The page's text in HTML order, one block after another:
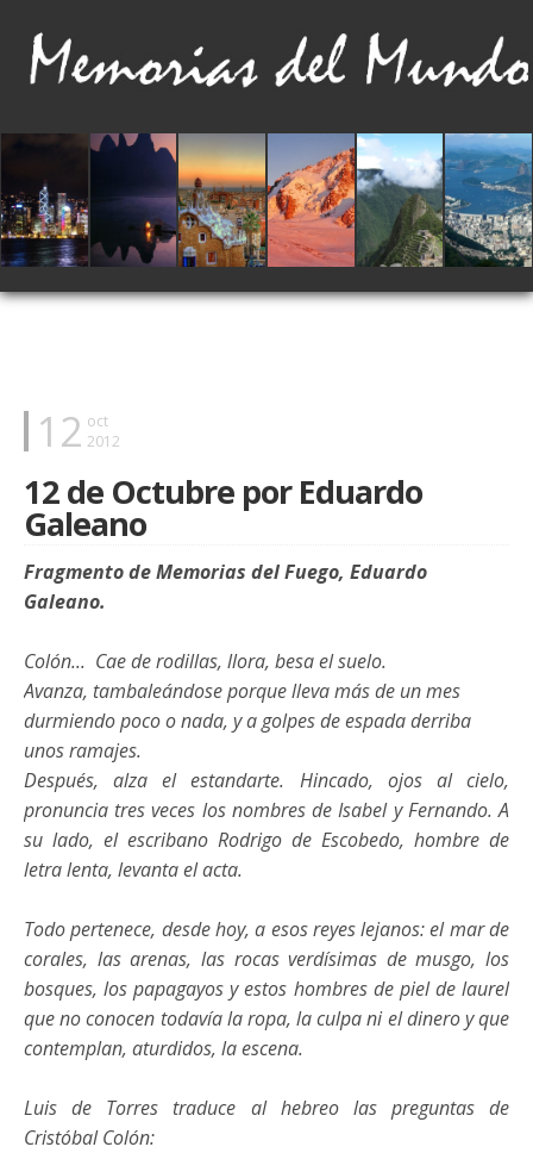
12 oct
2012
12 de Octubre por Eduardo
Galeano
Fragmento de Memorias del Fuego, Eduardo
Galeano.
Colón... Cae de rodillas, llora, besa el suelo.
Avanza, tambaleándose porque lleva más de un mes
durmiendo poco o nada, y a golpes de espada derriba
unos ramajes.
Después, alza el estandarte. Hincado, ojos al cielo,
pronuncia tres veces los nombres de Isabel y Fernando. A
su lado, el escribano Rodrigo de Escobedo, hombre de
letra lenta, levanta el acta.
Todo pertenece, desde hoy, a esos reyes lejanos: el mar de
corales, las arenas, las rocas verdísimas de musgo, los
bosques, los papagayos y estos hombres de piel de laurel
que no conocen todavía la ropa, la culpa ni el dinero y que
contemplan, aturdidos, la escena.
Luis de Torres traduce al hebreo las preguntas de
Cristóbal Colón: